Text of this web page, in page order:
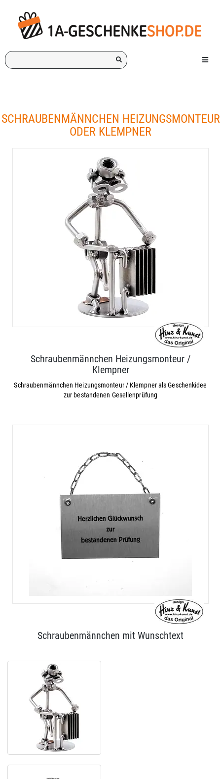
Ich
suche
Menü
SCHRAUBENMÄNNCHEN HEIZUNGSMONTEUR
ODER KLEMPNER
Schraubenmännchen Heizungsmonteur /
Klempner
Schraubenmännchen Heizungsmonteur / Klempner als Geschenkidee
zur bestandenen Gesellenprüfung
Schraubenmännchen mit Wunschtext